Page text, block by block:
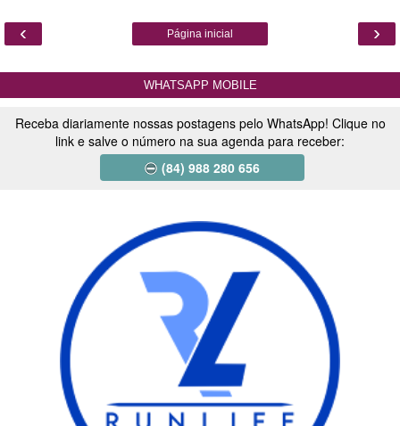
‹ ›
Página inicial
WHATSAPP MOBILE
Receba diariamente nossas postagens pelo WhatsApp! Clique no
link e salve o número na sua agenda para receber:
(84) 988 280 656